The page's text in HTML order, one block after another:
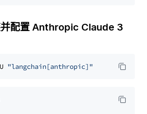
配置 Anthropic Claude 3
"langchain[anthropic]"